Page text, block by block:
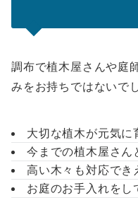
調布で植木屋さんや庭
みをお持ちではないで
大切な植木が元気に
今までの植木屋さん
高い木々も対応でき
お庭のお手入れをし